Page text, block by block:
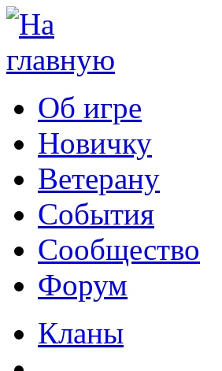
Об игре
Новичку
Ветерану
События
Сообщество
Форум
Кланы